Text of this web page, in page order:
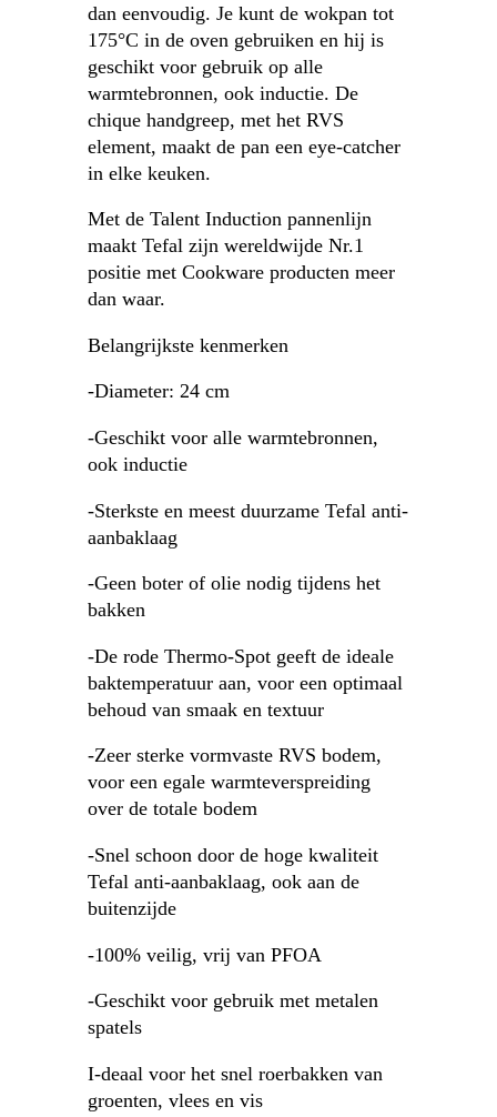
dan eenvoudig. Je kunt de wokpan tot
175°C in de oven gebruiken en hij is
geschikt voor gebruik op alle
warmtebronnen, ook inductie. De
chique handgreep, met het RVS
element, maakt de pan een eye-catcher
in elke keuken.
Met de Talent Induction pannenlijn
maakt Tefal zijn wereldwijde Nr.1
positie met Cookware producten meer
dan waar.
Belangrijkste kenmerken
-Diameter: 24 cm
-Geschikt voor alle warmtebronnen,
ook inductie
-Sterkste en meest duurzame Tefal anti-
aanbaklaag
-Geen boter of olie nodig tijdens het
bakken
-De rode Thermo-Spot geeft de ideale
baktemperatuur aan, voor een optimaal
behoud van smaak en textuur
-Zeer sterke vormvaste RVS bodem,
voor een egale warmteverspreiding
over de totale bodem
-Snel schoon door de hoge kwaliteit
Tefal anti-aanbaklaag, ook aan de
buitenzijde
-100% veilig, vrij van PFOA
-Geschikt voor gebruik met metalen
spatels
I-deaal voor het snel roerbakken van
groenten, vlees en vis